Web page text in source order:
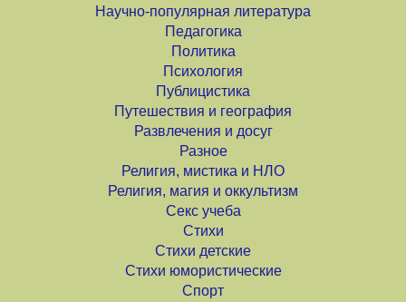
Научно-популярная литература
Педагогика
Политика
Психология
Публицистика
Путешествия и география
Развлечения и досуг
Разное
Религия, мистика и НЛО
Религия, магия и оккультизм
Секс учеба
Стихи
Стихи детские
Стихи юмористические
Спорт